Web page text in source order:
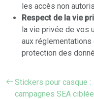
les accès non
Respect de la vie
la vie privée de vos
aux réglementations
protection des
Stickers pour casque :
campagnes SEA